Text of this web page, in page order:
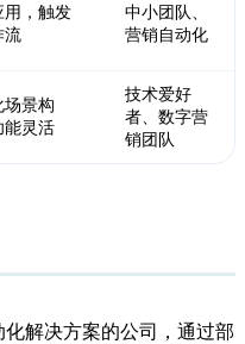
用，触发
流
中小团队、
营销自动化
场景构
能灵活
技术爱好
者、数字营
销团队
解决方案的公司，通过部